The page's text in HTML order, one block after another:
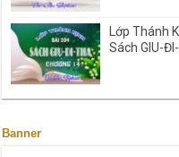
Lớp Thánh
Sách GIU-
Banner